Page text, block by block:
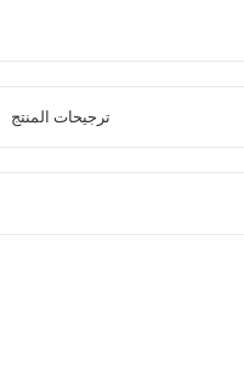
ترجيحات المنتج